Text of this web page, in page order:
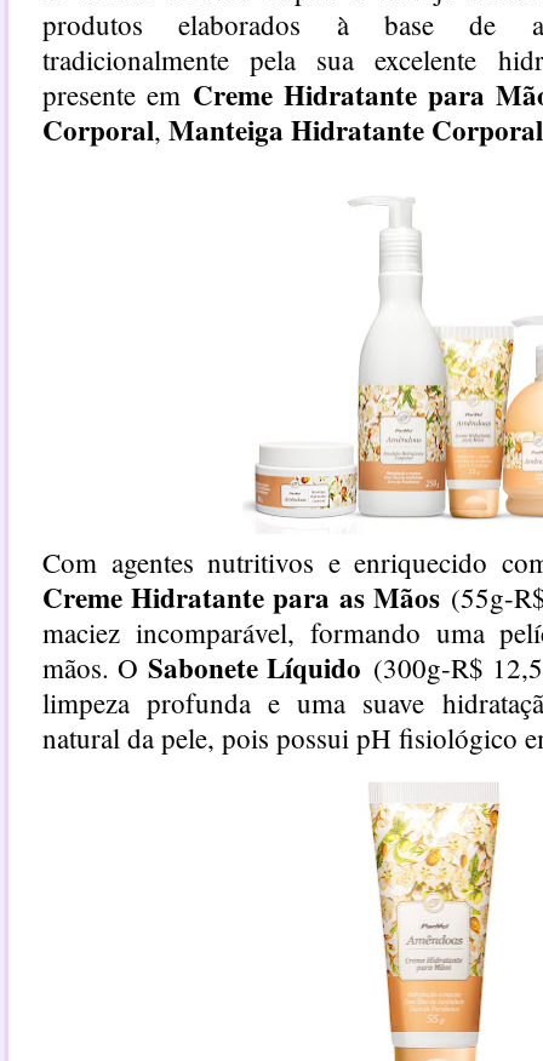
produtos elaborados à base de
tradicionalmente pela sua excelente
presente em Creme Hidratante para
Corporal, Manteiga Hidratante Corporal
Com agentes nutritivos e enriquecido
Creme Hidratante para as Mãos (55g-
maciez incomparável, formando uma
mãos. O Sabonete Líquido (300g-R$
limpeza profunda e uma suave
natural da pele, pois possui pH fisiológico